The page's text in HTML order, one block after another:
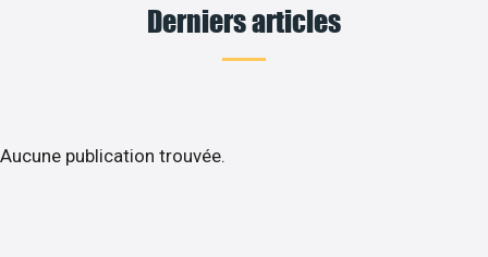
Derniers articles
Aucune publication trouvée.